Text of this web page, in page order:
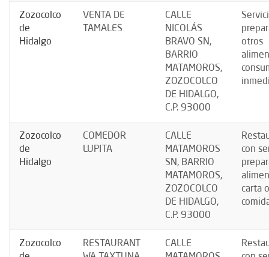
Zozocolco
de
Hidalgo
VENTA DE
TAMALES
CALLE
NICOLÁS
BRAVO SN,
BARRIO
MATAMOROS,
ZOZOCOLCO
DE HIDALGO,
C.P. 93000
otros
Zozocolco
de
Hidalgo
COMEDOR
LUPITA
CALLE
MATAMOROS
SN, BARRIO
MATAMOROS,
ZOZOCOLCO
DE HIDALGO,
C.P. 93000
con
carta
Zozocolco
RESTAURANT
CALLE